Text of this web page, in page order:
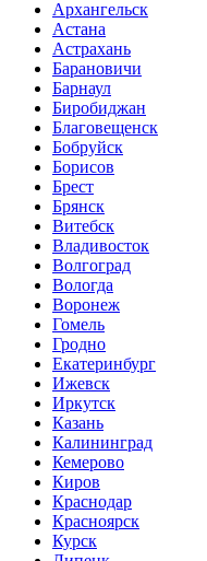
Архангельск
Астана
Астрахань
Барановичи
Барнаул
Биробиджан
Благовещенск
Бобруйск
Борисов
Брест
Брянск
Витебск
Владивосток
Волгоград
Вологда
Воронеж
Гомель
Гродно
Екатеринбург
Ижевск
Иркутск
Казань
Калининград
Кемерово
Киров
Краснодар
Красноярск
Курск